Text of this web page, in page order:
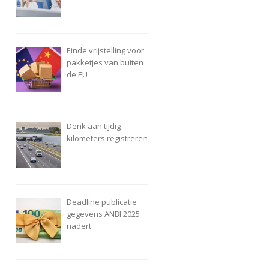
Einde vrijstelling voor
pakketjes van buiten
de EU
Denk aan tijdig
kilometers registreren
Deadline publicatie
gegevens ANBI 2025
nadert